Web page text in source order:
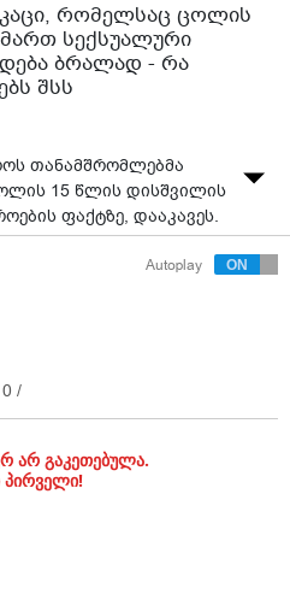
რომელსაც ცოლის
სექსუალური
ბრალად - რა
შსს
თანამშრომლებმა
15 წლის დისშვილის
ფაქტზე, დააკავეს.
სამართლის კოდექსის”
გულისხმობს.
დღის წინ მოხდა.
დეიდამ მას
არასრულწლოვან
რის გამოც დეიდას
Autoplay
0 /
არ გაკეთებულა.
პირველი!